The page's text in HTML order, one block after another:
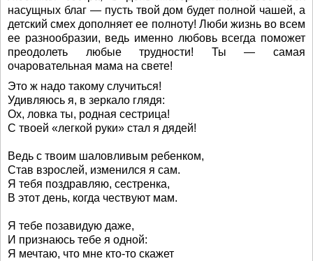
насущных благ — пусть твой дом будет полной чашей, а
детский смех дополняет ее полноту! Люби жизнь во всем
ее разнообразии, ведь именно любовь всегда поможет
преодолеть любые трудности! Ты — самая
очаровательная мама на свете!
Это ж надо такому случиться!
Удивляюсь я, в зеркало глядя:
Ох, ловка ты, родная сестрица!
С твоей «легкой руки» стал я дядей!
Ведь с твоим шаловливым ребенком,
Став взрослей, изменился я сам.
Я тебя поздравляю, сестренка,
В этот день, когда чествуют мам.
Я тебе позавидую даже,
И признаюсь тебе я одной:
Я мечтаю, что мне кто-то скажет